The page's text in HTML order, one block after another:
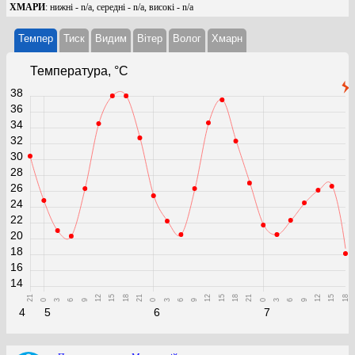
ХМАРИ: нижні - n/a, середні - n/a, високі - n/a
Темпер Тиск Видим Вітер Волог Хмарн
Температура, °C
4
21
5
0 3 6 9 12 15 18 21
6
0 3 6 9 12 15 18 21
7
0 3 6 9 12 15 18
14
16
18
20
22
24
26
28
30
32
34
36
38